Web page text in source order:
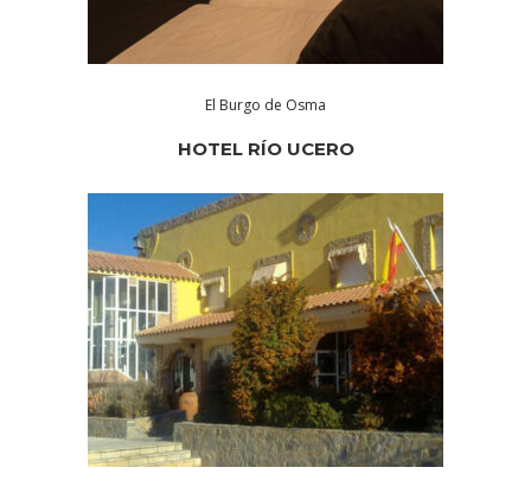
El Burgo de Osma
HOTEL RÍO UCERO